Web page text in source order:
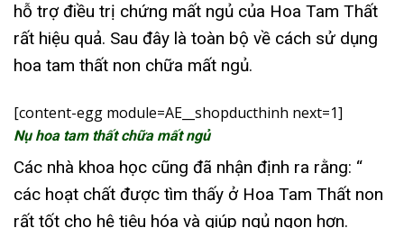
hỗ trợ điều trị chứng mất ngủ của Hoa Tam Thất
rất hiệu quả. Sau đây là toàn bộ về cách sử dụng
hoa tam thất non chữa mất ngủ.
[content-egg module=AE__shopducthinh next=1]
Nụ hoa tam thất chữa mất ngủ
Các nhà khoa học cũng đã nhận định ra rằng: “
các hoạt chất được tìm thấy ở Hoa Tam Thất non
rất tốt cho hệ tiêu hóa và giúp ngủ ngon hơn.